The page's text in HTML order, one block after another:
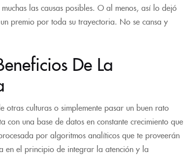
las causas posibles. O al menos, así lo dejó
premio por toda su trayectoria. No se cansa y
De La
otras culturas o simplemente pasar un buen rato
una base de datos en constante crecimiento que
por algoritmos analíticos que te proveerán
en el principio de integrar la atención y la